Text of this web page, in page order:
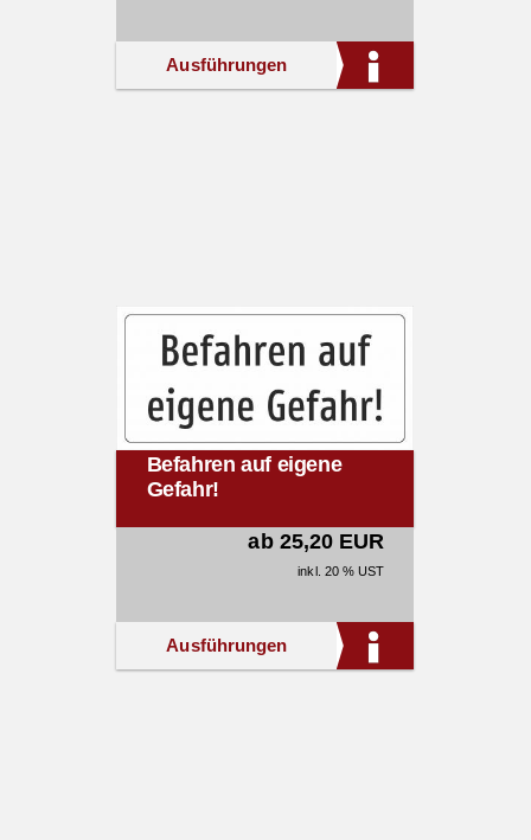
Ausführungen
Befahren auf eigene
Gefahr!
ab 25,20 EUR
inkl. 20 % UST
Ausführungen